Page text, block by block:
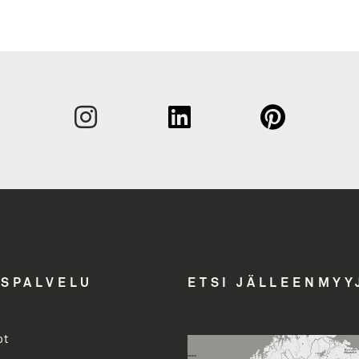
Email
ETSI